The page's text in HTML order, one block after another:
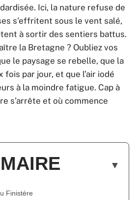
Ici, la nature refuse de
s’effritent sous le vent salé,
à sortir des sentiers battus.
la Bretagne ? Oubliez vos
le paysage se rebelle, que la
fois par jour, et que l’air iodé
à la moindre fatigue. Cap à
s’arrête et où commence
Finistère